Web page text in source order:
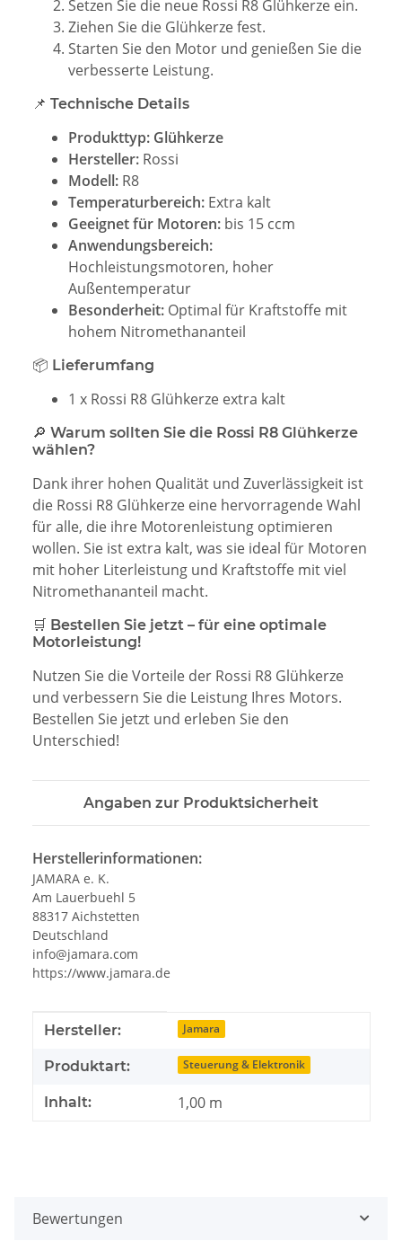
Setzen Sie die neue Rossi R8 Glühkerze ein.
Ziehen Sie die Glühkerze fest.
Starten Sie den Motor und genießen Sie die
verbesserte Leistung.
📌 Technische Details
Produkttyp: Glühkerze
Hersteller: Rossi
Modell: R8
Temperaturbereich: Extra kalt
Geeignet für Motoren: bis 15 ccm
Anwendungsbereich:
Hochleistungsmotoren, hoher
Außentemperatur
Besonderheit: Optimal für Kraftstoffe mit
hohem Nitromethananteil
📦 Lieferumfang
1 x Rossi R8 Glühkerze extra kalt
🔎 Warum sollten Sie die Rossi R8 Glühkerze
wählen?
Dank ihrer hohen Qualität und Zuverlässigkeit ist
die Rossi R8 Glühkerze eine hervorragende Wahl
für alle, die ihre Motorenleistung optimieren
wollen. Sie ist extra kalt, was sie ideal für Motoren
mit hoher Literleistung und Kraftstoffe mit viel
Nitromethananteil macht.
🛒 Bestellen Sie jetzt – für eine optimale
Motorleistung!
Nutzen Sie die Vorteile der Rossi R8 Glühkerze
und verbessern Sie die Leistung Ihres Motors.
Bestellen Sie jetzt und erleben Sie den
Unterschied!
Angaben zur Produktsicherheit
Herstellerinformationen:
JAMARA e. K.
Am Lauerbuehl 5
88317 Aichstetten
Deutschland
info@jamara.com
https://www.jamara.de
Produkteigenschaft
Wert
Hersteller: Jamara
Produktart: Steuerung & Elektronik
Inhalt: 1,00 m
Bewertungen